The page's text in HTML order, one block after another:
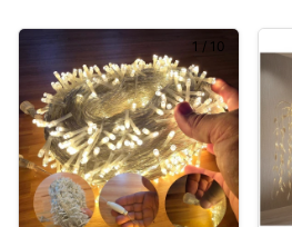
1 / 10